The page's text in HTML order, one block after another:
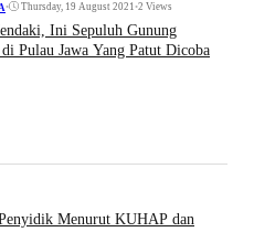
• Thursday, 19 August 2021 •2 Views
Ini Sepuluh Gunung
Pulau Jawa Yang Patut Dicoba
Menurut KUHAP dan